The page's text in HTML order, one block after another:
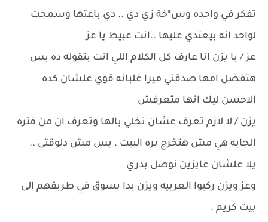
تفكر في واحده وس*خة زي دي .. دي باعتها وسمحت
لواحد انه بيعتدي عليها ..انت عبيط يا عز
عز / يا يزن انا عارف كل الكلام اللي انت بتقوله ده بس
هتفضل امها صدقني ميرا غلبانه قوي علشان كده
الاحسن ليك انها متعرفش
يزن / لا لازم تعرف عشان تخلي بالها وتعرف ان من فتره
الجايه هي مش هتخرج بره البيت . بس مش دلوقتي ..
يلا علشان عايزين نوصل بدري
وعز ويزن ركبوا العربيه ويزن بدا يسوق في طريقهم الى
بيت كريم .